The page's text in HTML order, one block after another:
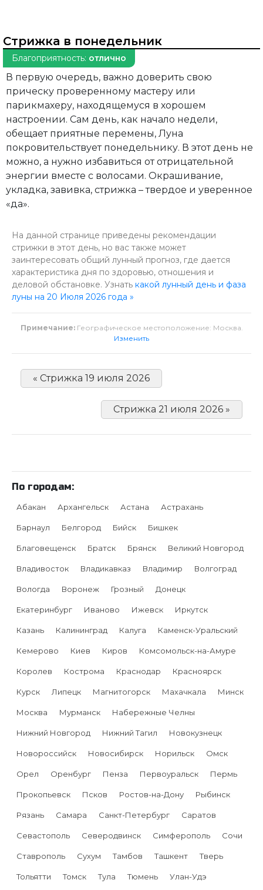
Стрижка в понедельник
Благоприятность: отлично
В первую очередь, важно доверить свою
прическу проверенному мастеру или
парикмахеру, находящемуся в хорошем
настроении. Сам день, как начало недели,
обещает приятные перемены, Луна
покровительствует понедельнику. В этот день не
можно, а нужно избавиться от отрицательной
энергии вместе с волосами. Окрашивание,
укладка, завивка, стрижка – твердое и уверенное
«да».
На данной странице приведены рекомендации
стрижки в этот день, но вас также может
заинтересовать общий лунный прогноз, где дается
характеристика дня по здоровью, отношения и
деловой обстановке. Узнать какой лунный день и фаза
луны на 20 Июля 2026 года »
Примечание: Географическое местоположение: Москва.
Изменить
« Стрижка 19 июля 2026
Стрижка 21 июля 2026 »
По городам:
Абакан Архангельск Астана Астрахань
Барнаул Белгород Бийск Бишкек
Благовещенск Братск Брянск Великий Новгород
Владивосток Владикавказ Владимир Волгоград
Вологда Воронеж Грозный Донецк
Екатеринбург Иваново Ижевск Иркутск
Казань Калининград Калуга Каменск-Уральский
Кемерово Киев Киров Комсомольск-на-Амуре
Королев Кострома Краснодар Красноярск
Курск Липецк Магнитогорск Махачкала Минск
Москва Мурманск Набережные Челны
Нижний Новгород Нижний Тагил Новокузнецк
Новороссийск Новосибирск Норильск Омск
Орел Оренбург Пенза Первоуральск Пермь
Прокопьевск Псков Ростов-на-Дону Рыбинск
Рязань Самара Санкт-Петербург Саратов
Севастополь Северодвинск Симферополь Сочи
Ставрополь Сухум Тамбов Ташкент Тверь
Тольятти Томск Тула Тюмень Улан-Удэ